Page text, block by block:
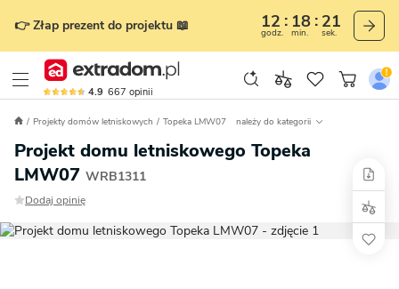
👉 Złap prezent do projektu 📖 12
godz.
18
min.
19
sek.
4.9 667 opinii
Projekty domów letniskowych Topeka LMW07 należy do kategorii
Projekt domu letniskowego Topeka
LMW07 WRB1311
Dodaj opinię